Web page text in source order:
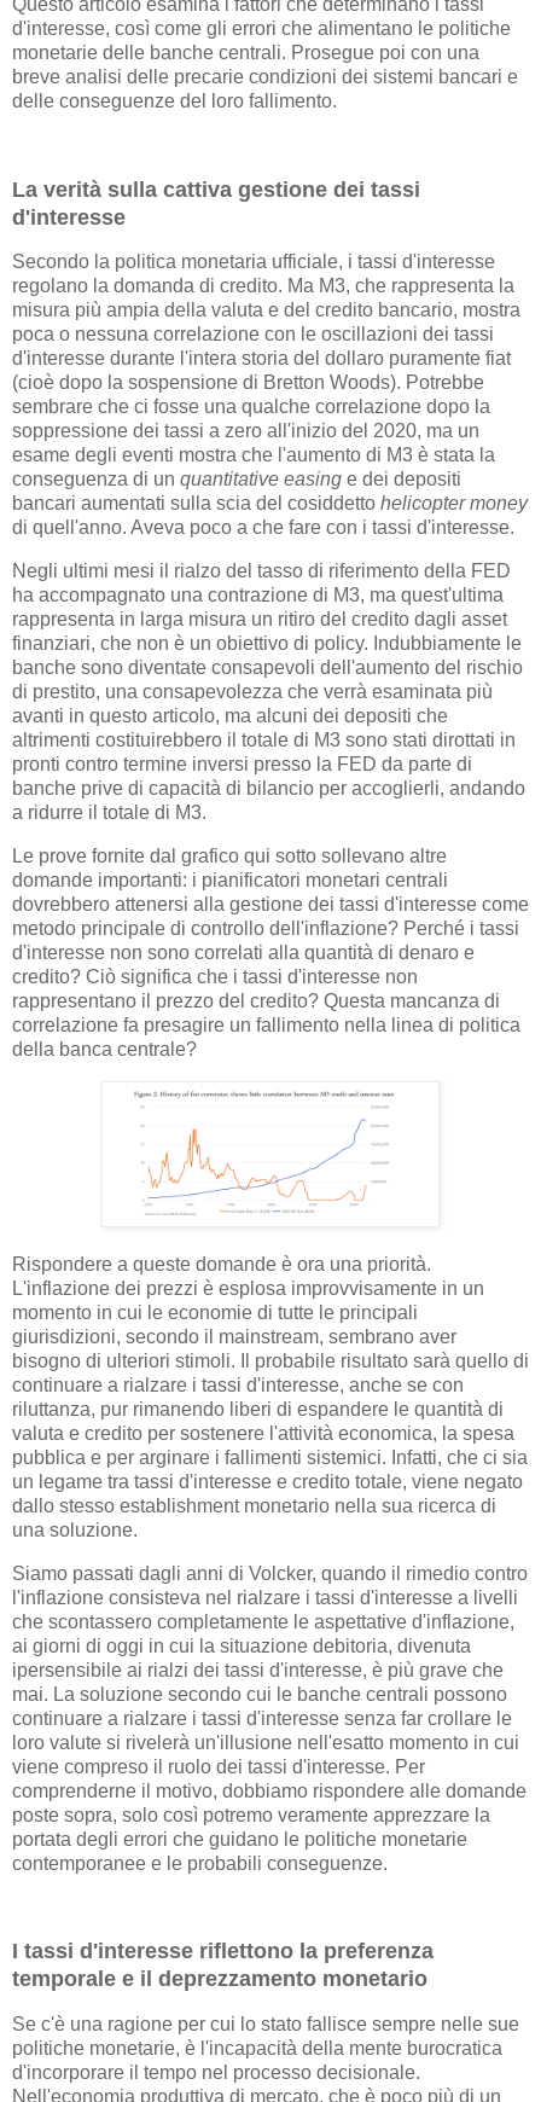
d'interesse, così come gli errori che alimentano le politiche
monetarie delle banche centrali. Prosegue poi con una
breve analisi delle precarie condizioni dei sistemi bancari e
delle conseguenze del loro fallimento.
La verità sulla cattiva gestione dei tassi
d'interesse
Secondo la politica monetaria ufficiale, i tassi d'interesse
regolano la domanda di credito. Ma M3, che rappresenta la
misura più ampia della valuta e del credito bancario, mostra
poca o nessuna correlazione con le oscillazioni dei tassi
d'interesse durante l'intera storia del dollaro puramente fiat
(cioè dopo la sospensione di Bretton Woods). Potrebbe
sembrare che ci fosse una qualche correlazione dopo la
soppressione dei tassi a zero all'inizio del 2020, ma un
esame degli eventi mostra che l'aumento di M3 è stata la
conseguenza di un quantitative easing e dei depositi
bancari aumentati sulla scia del cosiddetto helicopter money
di quell'anno. Aveva poco a che fare con i tassi d'interesse.
Negli ultimi mesi il rialzo del tasso di riferimento della FED
ha accompagnato una contrazione di M3, ma quest'ultima
rappresenta in larga misura un ritiro del credito dagli asset
finanziari, che non è un obiettivo di policy. Indubbiamente le
banche sono diventate consapevoli dell'aumento del rischio
di prestito, una consapevolezza che verrà esaminata più
avanti in questo articolo, ma alcuni dei depositi che
altrimenti costituirebbero il totale di M3 sono stati dirottati in
pronti contro termine inversi presso la FED da parte di
banche prive di capacità di bilancio per accoglierli, andando
a ridurre il totale di M3.
Le prove fornite dal grafico qui sotto sollevano altre
domande importanti: i pianificatori monetari centrali
dovrebbero attenersi alla gestione dei tassi d'interesse come
metodo principale di controllo dell'inflazione? Perché i tassi
d'interesse non sono correlati alla quantità di denaro e
credito? Ciò significa che i tassi d'interesse non
rappresentano il prezzo del credito? Questa mancanza di
correlazione fa presagire un fallimento nella linea di politica
della banca centrale?
Rispondere a queste domande è ora una priorità.
L'inflazione dei prezzi è esplosa improvvisamente in un
momento in cui le economie di tutte le principali
giurisdizioni, secondo il mainstream, sembrano aver
bisogno di ulteriori stimoli. Il probabile risultato sarà quello di
continuare a rialzare i tassi d'interesse, anche se con
riluttanza, pur rimanendo liberi di espandere le quantità di
valuta e credito per sostenere l'attività economica, la spesa
pubblica e per arginare i fallimenti sistemici. Infatti, che ci sia
un legame tra tassi d'interesse e credito totale, viene negato
dallo stesso establishment monetario nella sua ricerca di
una soluzione.
Siamo passati dagli anni di Volcker, quando il rimedio contro
l'inflazione consisteva nel rialzare i tassi d'interesse a livelli
che scontassero completamente le aspettative d'inflazione,
ai giorni di oggi in cui la situazione debitoria, divenuta
ipersensibile ai rialzi dei tassi d'interesse, è più grave che
mai. La soluzione secondo cui le banche centrali possono
continuare a rialzare i tassi d'interesse senza far crollare le
loro valute si rivelerà un'illusione nell'esatto momento in cui
viene compreso il ruolo dei tassi d'interesse. Per
comprenderne il motivo, dobbiamo rispondere alle domande
poste sopra, solo così potremo veramente apprezzare la
portata degli errori che guidano le politiche monetarie
contemporanee e le probabili conseguenze.
I tassi d'interesse riflettono la preferenza
temporale e il deprezzamento monetario
Se c'è una ragione per cui lo stato fallisce sempre nelle sue
politiche monetarie, è l'incapacità della mente burocratica
d'incorporare il tempo nel processo decisionale.
Nell'economia produttiva di mercato, che è poco più di un